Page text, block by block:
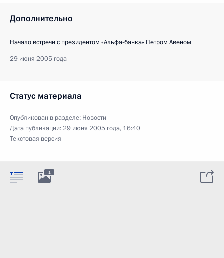
Дополнительно
Начало встречи с президентом «Альфа-банка» Петром Авеном
29 июня 2005 года
Статус материала
Опубликован в разделе: Новости
Дата публикации:29 июня 2005 года, 16:40
Текстовая версия
1